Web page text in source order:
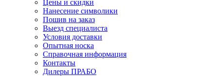
Цены и скидки
Нанесение символики
Пошив на заказ
Выезд специалиста
Условия доставки
Опытная носка
Справочная информация
Контакты
Дилеры ПРАБО